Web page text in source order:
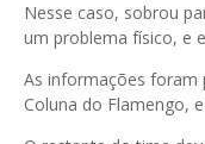
Nesse caso, sobrou
um problema físico, e
As informações foram
Coluna do Flamengo,